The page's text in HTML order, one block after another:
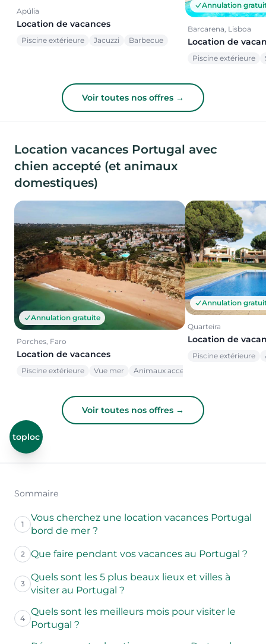
Apúlia
Location de vacances
Piscine extérieure Jacuzzi Barbecue
Annulation
Barcarena, Lisboa
Location de
Piscine extérieure
Voir toutes nos offres →
Location vacances Portugal avec
chien accepté (et animaux
domestiques)
Annulation gratuite
Porches, Faro
Location de vacances
Piscine extérieure Vue mer Animaux acceptés
Annulation
Quarteira
Location de
Piscine extérieure
Voir toutes nos offres →
toploc
Sommaire
1
Vous cherchez une location vacances Portugal
bord de mer ?
2 Que faire pendant vos vacances au Portugal ?
3
Quels sont les 5 plus beaux lieux et villes à
visiter au Portugal ?
4
Quels sont les meilleurs mois pour visiter le
Portugal ?